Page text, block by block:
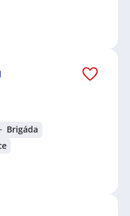
Brigáda